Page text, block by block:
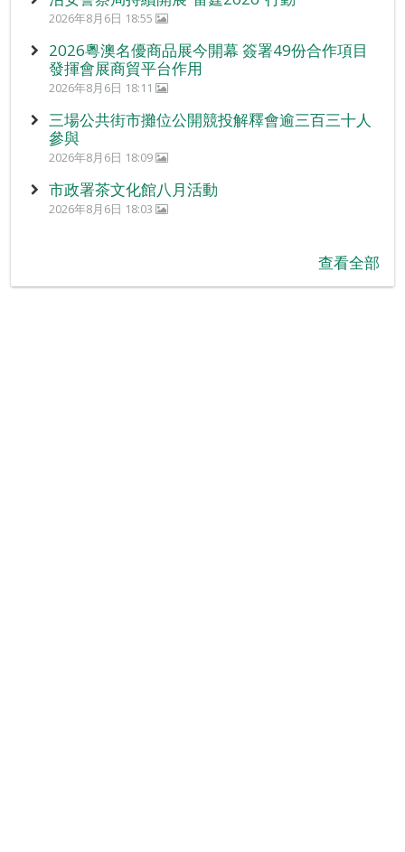
2026年8月6日 18:55
2026粵澳名優商品展今開幕 簽署49份合作項目
發揮會展商貿平台作用
2026年8月6日 18:11
三場公共街市攤位公開競投解釋會逾三百三十人
參與
2026年8月6日 18:09
市政署茶文化館八月活動
2026年8月6日 18:03
查看全部